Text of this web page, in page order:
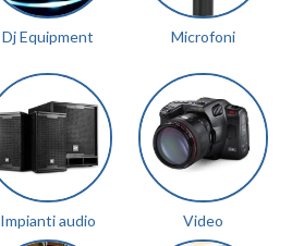
Dj Equipment Microfoni
Impianti audio Video